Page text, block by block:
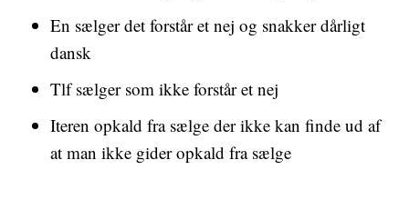
En sælger det forstår et nej og snakker dårligt
dansk
Tlf sælger som ikke forstår et nej
Iteren opkald fra sælge der ikke kan finde ud af
at man ikke gider opkald fra sælge